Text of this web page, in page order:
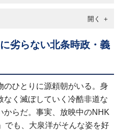
劣らない北条時政・義
のひとりに源頼朝がいる。身
なく滅ぼしていく冷酷非道な
からだ。事実、放映中のNHK
でも、大泉洋がそんな姿を好